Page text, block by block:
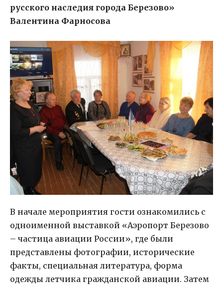
русского наследия города Березово»
Валентина Фарносова
В начале мероприятия гости ознакомились с
одноименной выставкой «Аэропорт Березово
– частица авиации России», где были
представлены фотографии, исторические
факты, специальная литература, форма
одежды летчика гражданской авиации. Затем